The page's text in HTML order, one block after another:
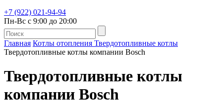
+7 (922) 021-94-94
Пн-Вс с 9:00 до 20:00
Главная Котлы отопления Твердотопливные котлы
Твердотопливные котлы компании Bosch
Твердотопливные котлы
компании Bosch